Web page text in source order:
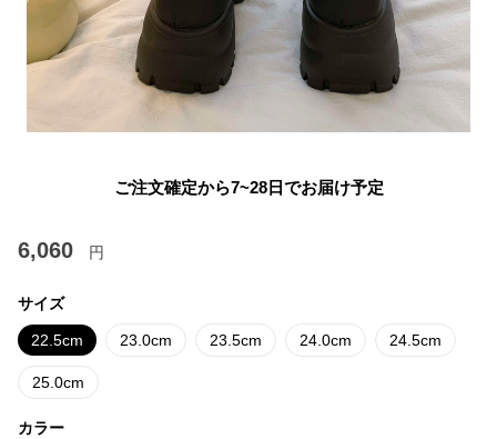
ご注文確定から7~28日でお届け予定
6,060 円
サイズ
22.5cm 23.0cm 23.5cm 24.0cm 24.5cm
25.0cm
カラー